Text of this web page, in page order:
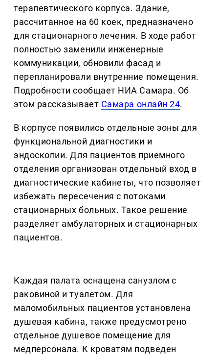
терапевтического корпуса. Здание,
рассчитанное на 60 коек, предназначено
для стационарного лечения. В ходе работ
полностью заменили инженерные
коммуникации, обновили фасад и
перепланировали внутренние помещения.
Подробности сообщает НИА Самара. Об
этом рассказывает Самара онлайн 24.
В корпусе появились отдельные зоны для
функциональной диагностики и
эндоскопии. Для пациентов приемного
отделения организован отдельный вход в
диагностические кабинеты, что позволяет
избежать пересечения с потоками
стационарных больных. Такое решение
разделяет амбулаторных и стационарных
пациентов.
Каждая палата оснащена санузлом с
раковиной и туалетом. Для
маломобильных пациентов установлена
душевая кабина, также предусмотрено
отдельное душевое помещение для
медперсонала. К кроватям подведен